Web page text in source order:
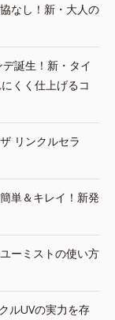
なし！新・大人の
誕生！新・タイ
くく仕上げるコ
リンクルセラ
単＆キレイ！新発
ーミストの使い方
ルUVの実力を存